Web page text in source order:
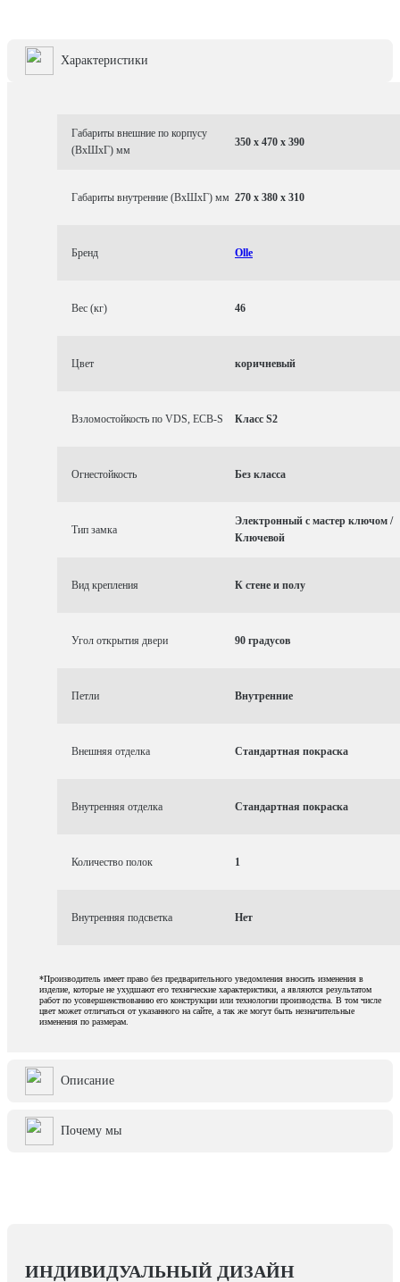
Характеристики
Габариты внешние по корпусу
(ВхШхГ) мм
350 x 470 x 390
Габариты внутренние (ВхШхГ) мм 270 x 380 x 310
Бренд Olle
Вес (кг) 46
Цвет коричневый
Взломостойкость по VDS, ECB-S Класс S2
Огнестойкость Без класса
Тип замка
Электронный с мастер ключом /
Ключевой
Вид крепления К стене и полу
Угол открытия двери 90 градусов
Петли Внутренние
Внешняя отделка Стандартная покраска
Внутренняя отделка Стандартная покраска
Количество полок 1
Внутренняя подсветка Нет
*Производитель имеет право без предварительного уведомления вносить изменения в
изделие, которые не ухудшают его технические характеристики, а являются результатом
работ по усовершенствованию его конструкции или технологии производства. В том числе
цвет может отличаться от указанного на сайте, а так же могут быть незначительные
изменения по размерам.
Описание
Почему мы
ИНДИВИДУАЛЬНЫЙ ДИЗАЙН